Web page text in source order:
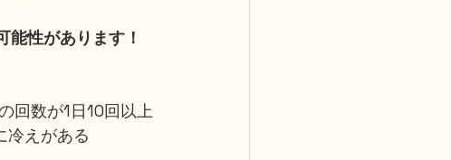
性があります！
回数が1日10回以上
冷えがある